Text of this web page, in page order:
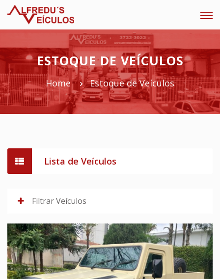
ESTOQUE DE VEÍCULOS
Home Estoque de Veículos
Lista de Veículos
Filtrar Veículos